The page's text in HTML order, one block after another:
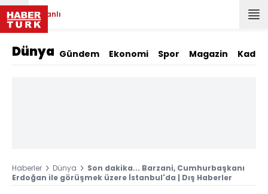
Canlı
Dünya Gündem Ekonomi Spor Magazin Kadın
Haberler Dünya
Son dakika... Barzani, Cumhurbaşkanı
Erdoğan ile görüşmek üzere İstanbul'da | Dış Haberler